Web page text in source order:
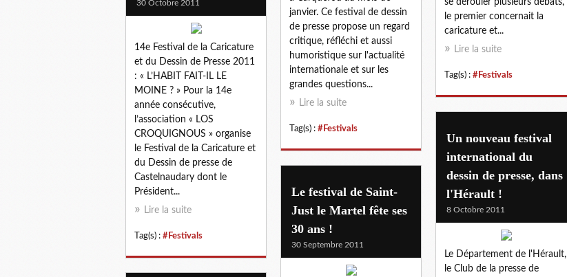
se dérouler plusieurs débats,
le premier concernait la
caricature et...
Lire la suite
Tag(s) : #Festivals
janvier. Ce festival de dessin
de presse propose un regard
critique, réfléchi et aussi
humoristique sur l'actualité
internationale et sur les
grandes questions...
Lire la suite
Tag(s) : #Festivals
30 Octobre 2011
14e Festival de la Caricature
et du Dessin de Presse 2011
: « L’HABIT FAIT-IL LE
MOINE ? » Pour la 14e
année consécutive,
l’association « LOS
CROQUIGNOUS » organise
le Festival de la Caricature et
du Dessin de presse de
Castelnaudary dont le
Président...
Lire la suite
Tag(s) : #Festivals
Un nouveau festival
international du
dessin de presse, dans
l'Hérault !
8 Octobre 2011
Le Département de l'Hérault,
le Club de la presse de
Le festival de Saint-
Just le Martel fête ses
30 ans !
30 Septembre 2011